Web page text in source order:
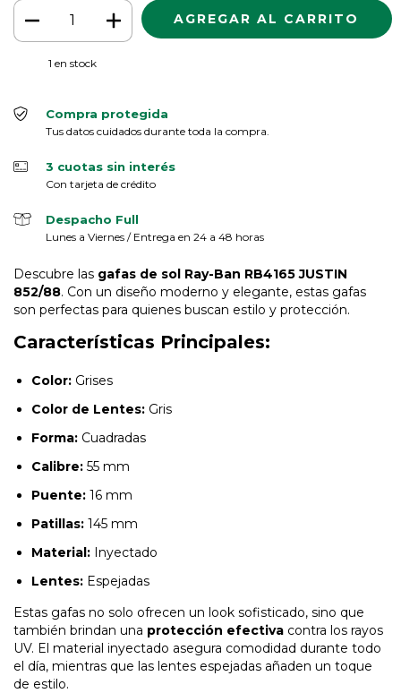
1 en stock
Compra protegida
Tus datos cuidados durante toda la compra.
3 cuotas sin interés
Con tarjeta de crédito
Despacho Full
Lunes a Viernes / Entrega en 24 a 48 horas
Descubre las gafas de sol Ray-Ban RB4165 JUSTIN
852/88. Con un diseño moderno y elegante, estas gafas
son perfectas para quienes buscan estilo y protección.
Características Principales:
Color: Grises
Color de Lentes: Gris
Forma: Cuadradas
Calibre: 55 mm
Puente: 16 mm
Patillas: 145 mm
Material: Inyectado
Lentes: Espejadas
Estas gafas no solo ofrecen un look sofisticado, sino que
también brindan una protección efectiva contra los rayos
UV. El material inyectado asegura comodidad durante todo
el día, mientras que las lentes espejadas añaden un toque
de estilo.